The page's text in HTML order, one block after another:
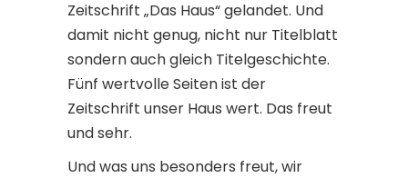
Zeitschrift „Das Haus“ gelandet. Und
damit nicht genug, nicht nur Titelblatt
sondern auch gleich Titelgeschichte.
Fünf wertvolle Seiten ist der
Zeitschrift unser Haus wert. Das freut
und sehr.
Und was uns besonders freut, wir